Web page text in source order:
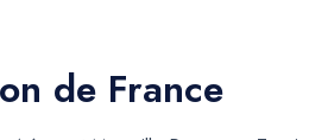
de France